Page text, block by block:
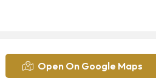
Open On Google Maps